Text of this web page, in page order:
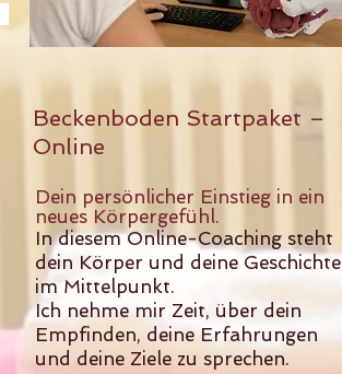
Beckenboden Startpaket –
Online
​Dein persönlicher Einstieg in ein
neues Körpergefühl.​
In diesem Online-Coaching steht
dein Körper und deine Geschichte
im Mittelpunkt.
Ich nehme mir Zeit, über dein
Empfinden, deine Erfahrungen
und deine Ziele zu sprechen.